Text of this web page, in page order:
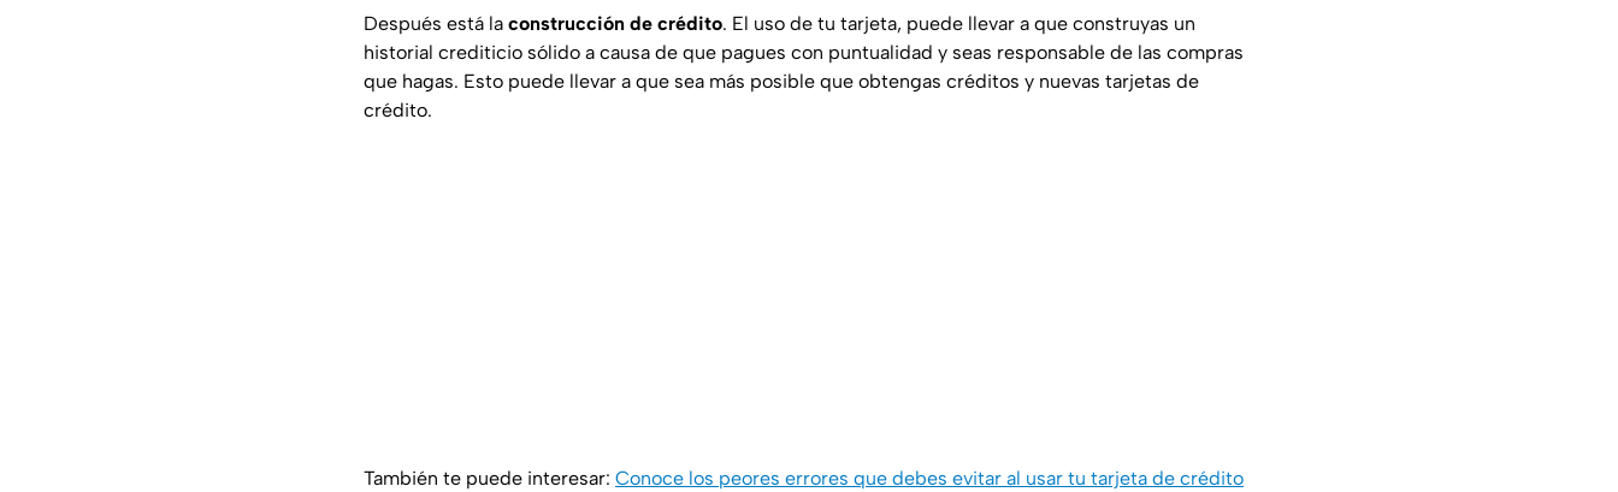
Después está la construcción de crédito. El uso de tu tarjeta, puede llevar a que construyas un
historial crediticio sólido a causa de que pagues con puntualidad y seas responsable de las compras
que hagas. Esto puede llevar a que sea más posible que obtengas créditos y nuevas tarjetas de
crédito.
También te puede interesar: Conoce los peores errores que debes evitar al usar tu tarjeta de crédito